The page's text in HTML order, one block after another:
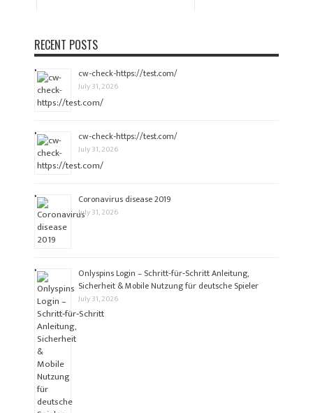
RECENT POSTS
cw-check-https://test.com/
July 31, 2026
cw-check-https://test.com/
July 31, 2026
Coronavirus disease 2019
July 31, 2026
Onlyspins Login – Schritt‑für‑Schritt Anleitung,
Sicherheit & Mobile Nutzung für deutsche Spieler
July 31, 2026